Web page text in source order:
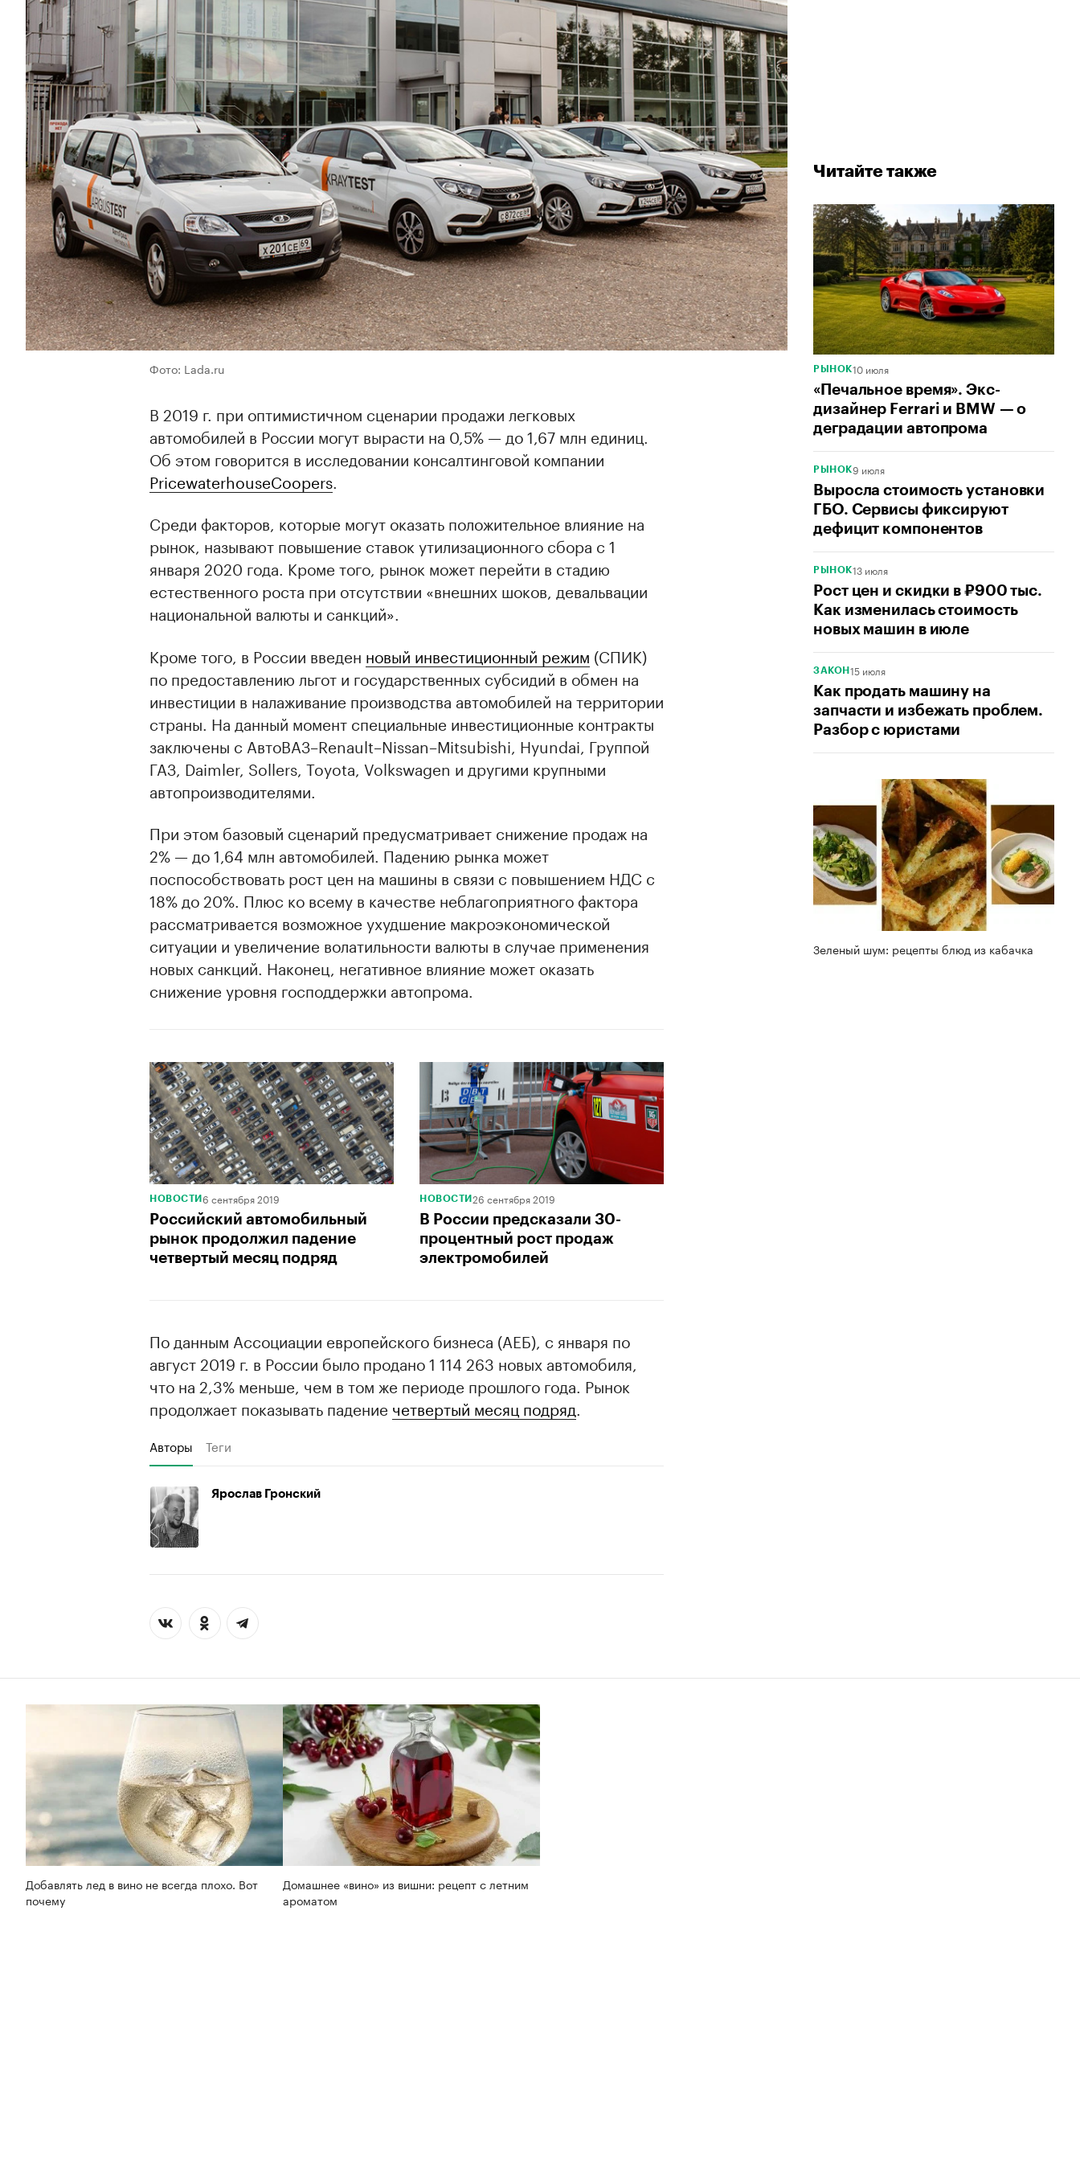
Читайте также
РЫНОК10 июля
«Печальное время». Экс-
дизайнер Ferrari и BMW — о
деградации автопрома
РЫНОК9 июля
Выросла стоимость установки
ГБО. Сервисы фиксируют
дефицит компонентов
РЫНОК13 июля
Рост цен и скидки в ₽900 тыс.
Как изменилась стоимость
новых машин в июле
ЗАКОН 15 июля
Как продать машину на
запчасти и избежать проблем.
Разбор с юристами
Зеленый шум: рецепты блюд из кабачка
Фото: Lada.ru
В 2019 г. при оптимистичном сценарии продажи легковых
автомобилей в России могут вырасти на 0,5% — до 1,67 млн единиц.
Об этом говорится в исследовании консалтинговой компании
PricewaterhouseCoopers.
Среди факторов, которые могут оказать положительное влияние на
рынок, называют повышение ставок утилизационного сбора с 1
января 2020 года. Кроме того, рынок может перейти в стадию
естественного роста при отсутствии «внешних шоков, девальвации
национальной валюты и санкций».
Кроме того, в России введен новый инвестиционный режим (СПИК)
по предоставлению льгот и государственных субсидий в обмен на
инвестиции в налаживание производства автомобилей на территории
страны. На данный момент специальные инвестиционные контракты
заключены с АвтоВАЗ–Renault–Nissan–Mitsubishi, Hyundai, Группой
ГАЗ, Daimler, Sollers, Toyota, Volkswagen и другими крупными
автопроизводителями.
При этом базовый сценарий предусматривает снижение продаж на
2% — до 1,64 млн автомобилей. Падению рынка может
поспособствовать рост цен на машины в связи с повышением НДС с
18% до 20%. Плюс ко всему в качестве неблагоприятного фактора
рассматривается возможное ухудшение макроэкономической
ситуации и увеличение волатильности валюты в случае применения
новых санкций. Наконец, негативное влияние может оказать
снижение уровня господдержки автопрома.
НОВОСТИ 6 сентября 2019
Российский автомобильный
рынок продолжил падение
четвертый месяц подряд
НОВОСТИ 26 сентября 2019
В России предсказали 30-
процентный рост продаж
электромобилей
По данным Ассоциации европейского бизнеса (АЕБ), с января по
август 2019 г. в России было продано 1 114 263 новых автомобиля,
что на 2,3% меньше, чем в том же периоде прошлого года. Рынок
продолжает показывать падение четвертый месяц подряд.
Авторы Теги
Ярослав Гронский
Добавлять лед в вино не всегда плохо. Вот
почему
Домашнее «вино» из вишни: рецепт с летним
ароматом